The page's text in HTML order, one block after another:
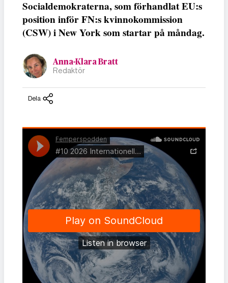
Socialdemokraterna, som förhandlat EU:s
position inför FN:s kvinnokommission
(CSW) i New York som startar på måndag.
Anna-Klara Bratt
Redaktör
Dela